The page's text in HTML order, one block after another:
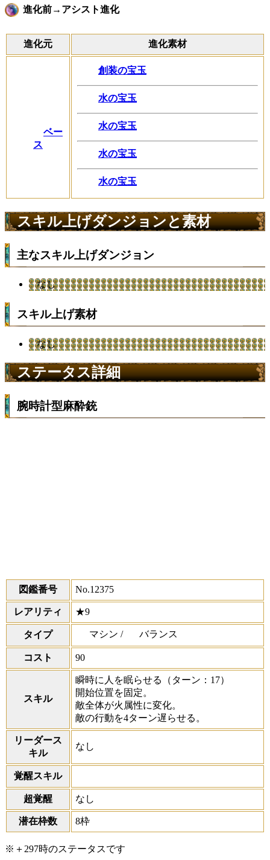
進化前→アシスト進化
進化元 進化素材
ベー
ス
創装の宝玉
水の宝玉
水の宝玉
水の宝玉
水の宝玉
スキル上げダンジョンと素材
主なスキル上げダンジョン
なし
スキル上げ素材
なし
ステータス詳細
腕時計型麻酔銃
図鑑番号 No.12375
レアリティ ★9
タイプ マシン / バランス
コスト 90
スキル
瞬時に人を眠らせる
（ターン：17）
開始位置を固定。
敵全体が火属性に変化。
敵の行動を4ターン遅らせる。
リーダース
キル
なし
覚醒スキル
超覚醒 なし
潜在枠数 8枠
※＋297時のステータスです